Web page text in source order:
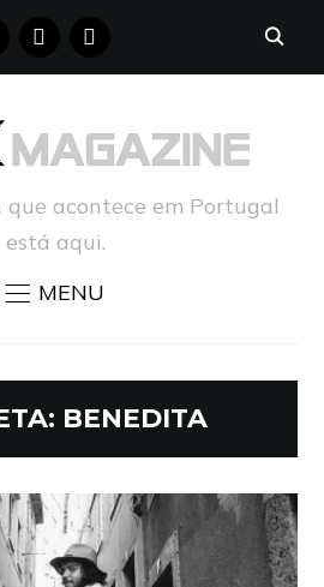
PINTERESTTUMBLR
que acontece em Portugal
está aqui.
MENU
BENEDITA